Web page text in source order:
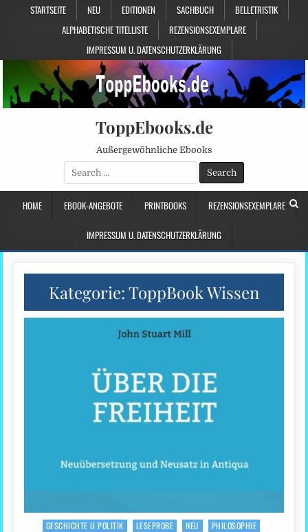
STARTSEITE NEU EDITIONEN SACHBUCH
BELLETRISTIK
ALPHABETISCHE TITELLISTE
REZENSIONSEXEMPLARE
IMPRESSUM U. DATENSCHUTZERKLÄRUNG
ToppEbooks.de
Außergewöhnliche Ebooks
Search
for:
HOME EBOOK-ANGEBOTE PRINTBOOKS REZENSIONSEXEMPLARE
IMPRESSUM U. DATENSCHUTZERKLÄRUNG
Kategorie:ToppBook Wissen
Posted
GESCHICHTE U POLITIK LESEPROBE NEU
PHILOSOPHIE